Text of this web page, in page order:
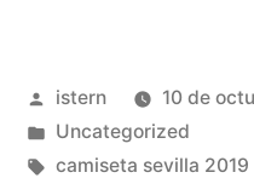
Publicado
por
istern
10 de
Publicado
en
Uncategorized
Etiquetas:
camiseta sevilla